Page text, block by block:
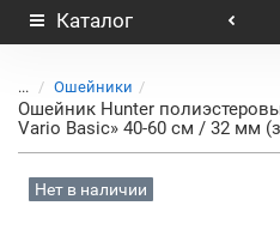
Каталог
... Ошейники
Ошейник Hunter
Vario Basic» 40-60 см / 32 мм
Нет в наличии